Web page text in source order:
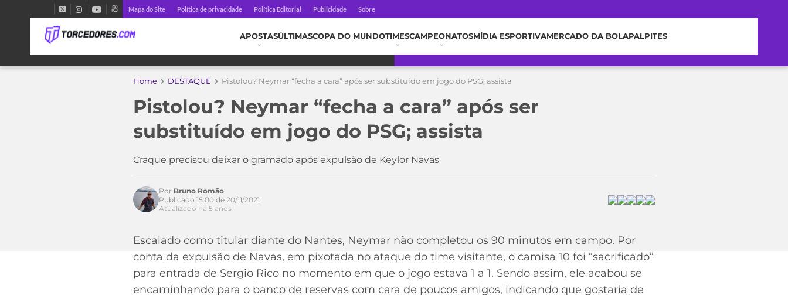
Mapa do Site Política de privacidade Política Editorial Publicidade Sobre
APOSTASÚLTIMASCOPA DO MUNDOTIMESCAMPEONATOSMÍDIA ESPORTIVAMERCADO DA BOLAPALPITES
Home DESTAQUE Pistolou? Neymar “fecha a cara” após ser substituído em jogo do PSG; assista
Pistolou? Neymar “fecha a cara” após ser
substituído em jogo do PSG; assista
Craque precisou deixar o gramado após expulsão de Keylor Navas
Por Bruno Romão
Publicado 15:00 de 20/11/2021
Atualizado há 5 anos
Escalado como titular diante do Nantes, Neymar não completou os 90 minutos em campo. Por
conta da expulsão de Navas, em pixotada no ataque do time visitante, o camisa 10 foi “sacrificado”
para entrada de Sergio Rico no momento em que o jogo estava 1 a 1. Sendo assim, ele acabou se
encaminhando para o banco de reservas com cara de poucos amigos, indicando que gostaria de